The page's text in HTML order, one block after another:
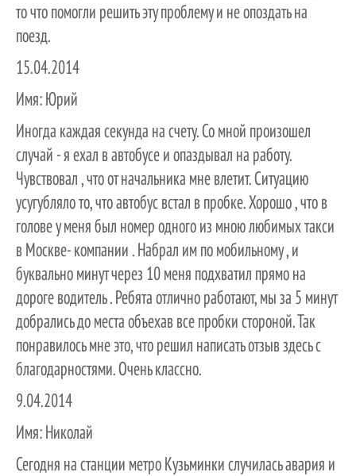
то что помогли решить эту проблему и не опоздать на
поезд.
15.04.2014
Имя: Юрий
Иногда каждая секунда на счету. Со мной произошел
случай - я ехал в автобусе и опаздывал на работу.
Чувствовал , что от начальника мне влетит. Ситуацию
усугубляло то, что автобус встал в пробке. Хорошо , что в
голове у меня был номер одного из мною любимых такси
в Москве- компании . Набрал им по мобильному , и
буквально минут через 10 меня подхватил прямо на
дороге водитель . Ребята отлично работают, мы за 5 минут
добрались до места объехав все пробки стороной. Так
понравилось мне это, что решил написать отзыв здесь с
благодарностями. Очень классно.
9.04.2014
Имя: Николай
Сегодня на станции метро Кузьминки случилась авария и